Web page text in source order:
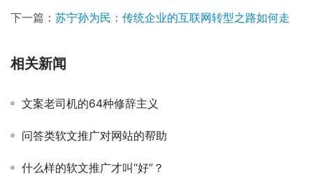
下一篇： 苏宁孙为民：传统企业的互联网转型之路如何走
相关新闻
文案老司机的64种修辞主义
问答类软文推广对网站的帮助
什么样的软文推广才叫“好”？